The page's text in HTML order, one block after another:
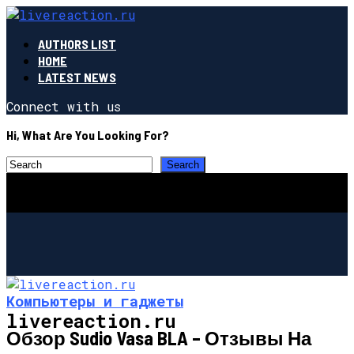
AUTHORS LIST
HOME
LATEST NEWS
Connect with us
Hi, What Are You Looking For?
livereaction.ru
Компьютеры и гаджеты
Обзор Sudio Vasa BLA – Отзывы На